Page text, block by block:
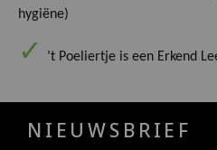
hygiëne)
’t Poeliertje is een Erkend
NIEUWSBRIEF